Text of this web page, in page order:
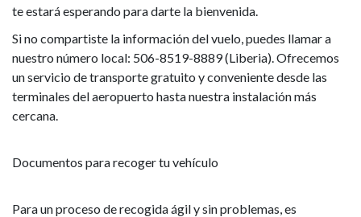
te estará esperando para darte la bienvenida.
Si no compartiste la información del vuelo, puedes llamar a
nuestro número local: 506-8519-8889 (Liberia). Ofrecemos
un servicio de transporte gratuito y conveniente desde las
terminales del aeropuerto hasta nuestra instalación más
cercana.
Documentos para recoger tu vehículo
Para un proceso de recogida ágil y sin problemas, es